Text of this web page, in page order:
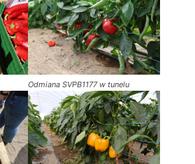
Odmiana SVPB1177 w tunelu